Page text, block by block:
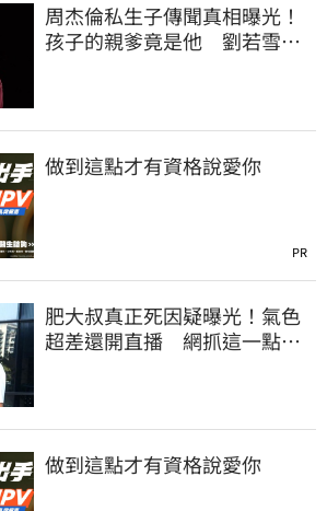
周杰倫私生子傳聞真相曝光！
孩子的親爹竟是他 劉若雪閨
做到這點才有資格說愛你
PR
肥大叔真正死因疑曝光！氣色
超差還開直播 網抓這一點超
做到這點才有資格說愛你